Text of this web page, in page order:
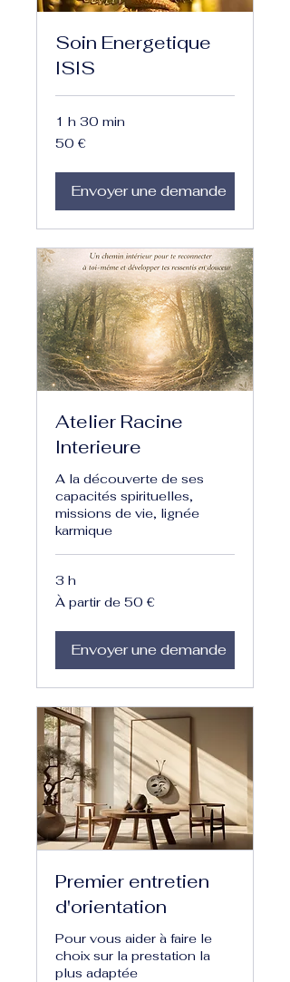
Soin Energetique
ISIS
1 h 30 min
50
euros
50 €
Envoyer une demande
Atelier Racine
Interieure
A la découverte de ses
capacités spirituelles,
missions de vie, lignée
karmique
3 h
À
partir
À partir de 50 €
Envoyer une demande
Premier entretien
d'orientation
Pour vous aider à faire le
choix sur la prestation la
plus adaptée